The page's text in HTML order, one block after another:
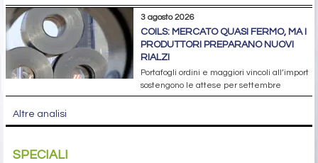
3 agosto 2026
COILS: MERCATO QUASI FERMO, MA I
PRODUTTORI PREPARANO NUOVI
RIALZI
Portafogli ordini e maggiori vincoli all’import
sostengono le attese per settembre
Altre analisi
SPECIALI